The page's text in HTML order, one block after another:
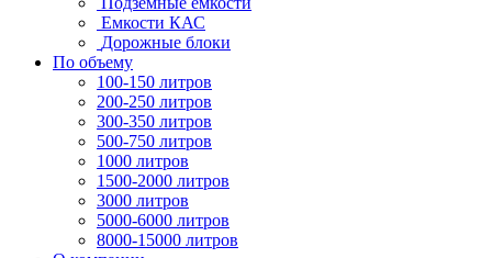
Емкости КАС
Дорожные блоки
По объему
100-150 литров
200-250 литров
300-350 литров
500-750 литров
1000 литров
1500-2000 литров
3000 литров
5000-6000 литров
8000-15000 литров